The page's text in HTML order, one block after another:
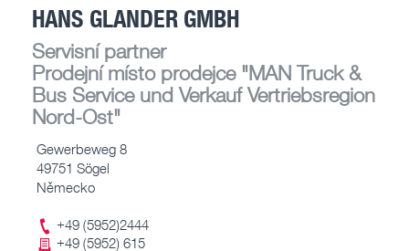
HANS GLANDER GMBH
Servisní partner
Prodejní místo prodejce"MAN Truck &
Bus Service und Verkauf Vertriebsregion
Nord-Ost"
Gewerbeweg 8
49751 Sögel
Německo
+49 (5952)2444
+49 (5952) 615